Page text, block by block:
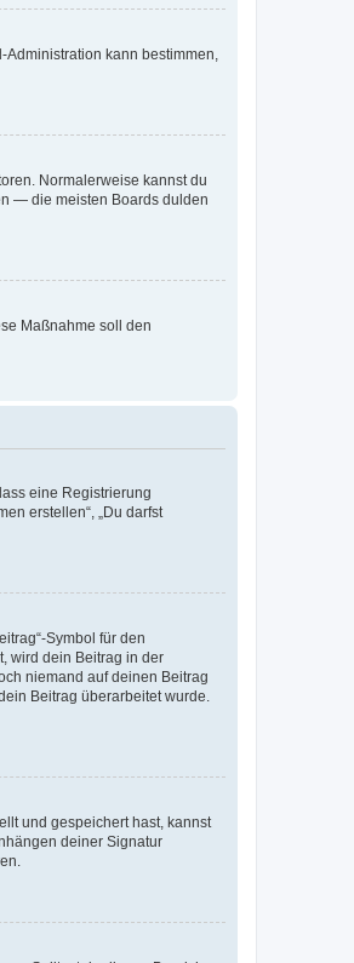
kann bestimmen,
Normalerweise kannst du
— die meisten Boards dulden
Maßnahme soll den
eine Registrierung
erstellen“, „Du darfst
Symbol für den
wird dein Beitrag in der
niemand auf deinen Beitrag
Beitrag überarbeitet wurde.
und gespeichert hast, kannst
deiner Signatur